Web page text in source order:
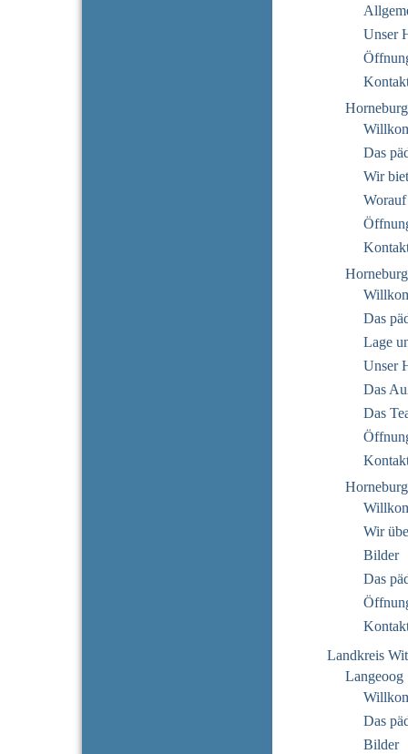
Unser
Das
Wir
Das
Lage
Unser
Das
Das
Wir
Bilder
Das
Landkreis
Langeoog
Das
Bilder